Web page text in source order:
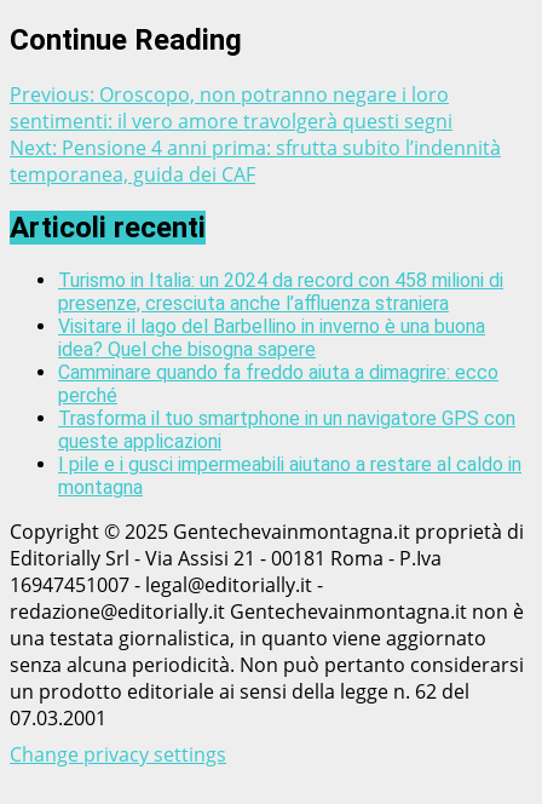
Continue Reading
Previous: Oroscopo, non potranno negare i loro
sentimenti: il vero amore travolgerà questi segni
Next: Pensione 4 anni prima: sfrutta subito l’indennità
temporanea, guida dei CAF
Articoli recenti
Turismo in Italia: un 2024 da record con 458 milioni di
presenze, cresciuta anche l’affluenza straniera
Visitare il lago del Barbellino in inverno è una buona
idea? Quel che bisogna sapere
Camminare quando fa freddo aiuta a dimagrire: ecco
perché
Trasforma il tuo smartphone in un navigatore GPS con
queste applicazioni
I pile e i gusci impermeabili aiutano a restare al caldo in
montagna
Copyright © 2025 Gentechevainmontagna.it proprietà di
Editorially Srl - Via Assisi 21 - 00181 Roma - P.Iva
16947451007 - legal@editorially.it -
redazione@editorially.it Gentechevainmontagna.it non è
una testata giornalistica, in quanto viene aggiornato
senza alcuna periodicità. Non può pertanto considerarsi
un prodotto editoriale ai sensi della legge n. 62 del
07.03.2001
Change privacy settings